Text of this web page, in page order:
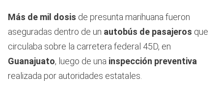
Más de mil dosis de presunta marihuana fueron
aseguradas dentro de un autobús de pasajeros que
circulaba sobre la carretera federal 45D, en
Guanajuato, luego de una inspección preventiva
realizada por autoridades estatales.